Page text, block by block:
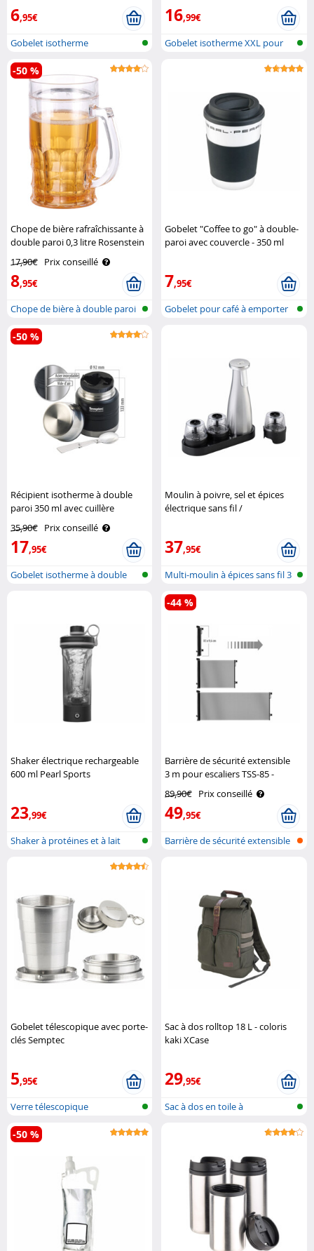
6,95€
Gobelet isotherme
16,99€
Gobelet isotherme XXL pour
Chope de bière rafraîchissante à
double paroi 0,3 litre Rosenstein
17,90€ Prix conseillé
8,95€
-50 %
Chope de bière à double paroi
Gobelet "Coffee to go" à double-
paroi avec couvercle - 350 ml
7,95€
Gobelet pour café à emporter
Récipient isotherme à double
paroi 350 ml avec cuillère
35,90€ Prix conseillé
17,95€
-50 %
Gobelet isotherme à double
Moulin à poivre, sel et épices
électrique sans fil /
37,95€
Multi-moulin à épices sans fil 3
en..
Shaker électrique rechargeable
600 ml Pearl Sports
23,99€
Shaker à protéines et à lait
Barrière de sécurité extensible
3 m pour escaliers TSS-85 -
coloris noir Carlo Milano
89,90€ Prix conseillé
49,95€
-44 %
Barrière de sécurité extensible
Gobelet télescopique avec porte-
clés Semptec
5,95€
Verre télescopique
Sac à dos rolltop 18 L - coloris
kaki XCase
29,95€
Sac à dos en toile à
-50 %